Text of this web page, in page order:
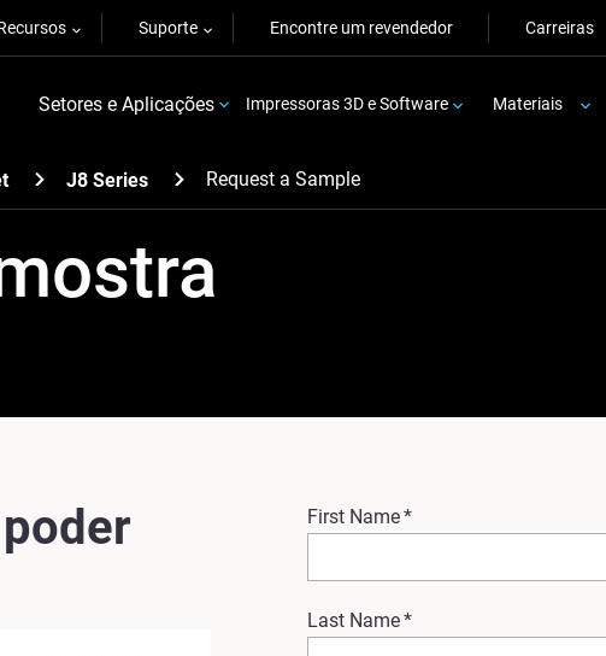
Suporte Encontre um revendedor Carreiras
Setores e Aplicações Impressoras 3D e Software Materiais
J8 Series Request a Sample
First Name*
Last Name*